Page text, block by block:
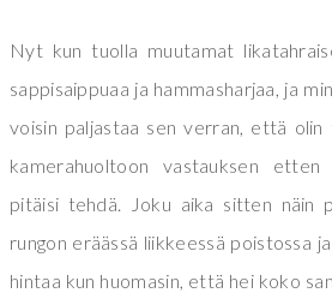
Nyt kun tuolla muutamat
sappisaippuaa ja hammasharjaa, ja
voisin paljastaa sen verran, että olin
kamerahuoltoon vastauksen
pitäisi tehdä. Joku aika sitten näin
rungon eräässä liikkeessä poistossa
hintaa kun huomasin, että hei koko